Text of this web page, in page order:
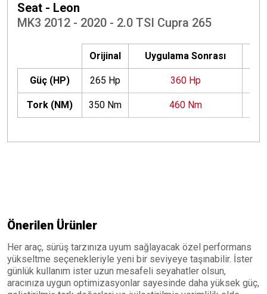
Seat - Leon
MK3 2012 - 2020 - 2.0 TSI Cupra 265
Orijinal Uygulama Sonrası
Güç (HP) 265 Hp 360 Hp
Tork (NM) 350 Nm 460 Nm
Önerilen Ürünler
Her araç, sürüş tarzınıza uyum sağlayacak özel performans
yükseltme seçenekleriyle yeni bir seviyeye taşınabilir. İster
günlük kullanım ister uzun mesafeli seyahatler olsun,
aracınıza uygun optimizasyonlar sayesinde daha yüksek güç,